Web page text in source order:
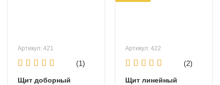
Артикул: 421
(1)
Щит доборный
Артикул: 422
(2)
Щит линейный